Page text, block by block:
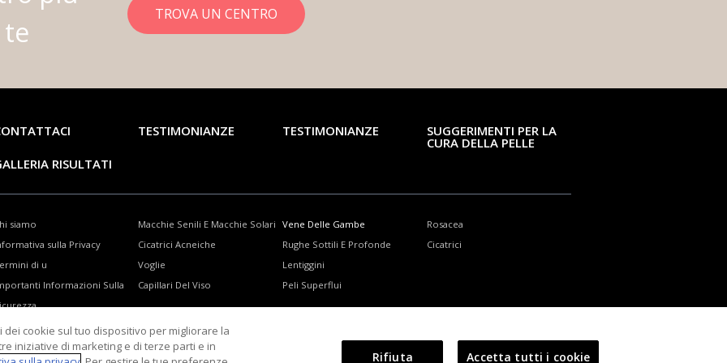
TROVA UN CENTRO
TESTIMONIANZE TESTIMONIANZE SUGGERIMENTI PER LA
CURA DELLA PELLE
RISULTATI
siamo
sulla Privacy
di u
Informazioni Sulla
dei cookie
Macchie Senili E Macchie Solari
Cicatrici Acneiche
Voglie
Capillari Del Viso
Vene Delle Gambe
Rughe Sottili E Profonde
Lentiggini
Peli Superflui
Rosacea
Cicatrici
dei cookie sul tuo dispositivo per migliorare la
iniziative di marketing e di terze parti e in
Rifiuta Accetta tutti i cookie